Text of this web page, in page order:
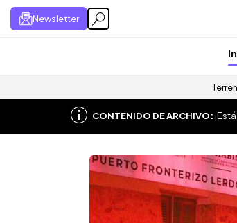
Newsletter
CONTENIDO DE ARCHIVO: